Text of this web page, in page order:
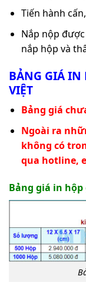
Tiến hành
Nắp nộp
nắp hộp và
BẢNG GIÁ IN
VIỆT
Bảng giá
Ngoài ra
không có
qua hotline,
Bảng giá in